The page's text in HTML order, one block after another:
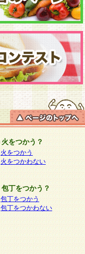
火をつかう？
火をつかう
火をつかわない
包丁をつかう？
包丁をつかう
包丁をつかわない